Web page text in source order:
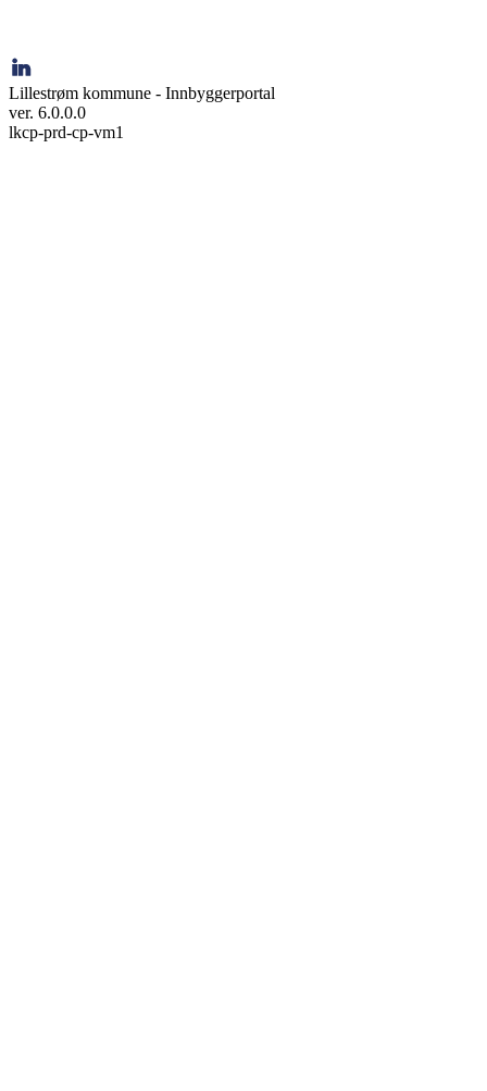
Lillestrøm kommune - Innbyggerportal
ver. 6.0.0.0
lkcp-prd-cp-vm1